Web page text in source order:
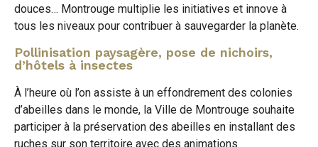
douces… Montrouge multiplie les initiatives et innove à
tous les niveaux pour contribuer à sauvegarder la planète.
Pollinisation paysagère, pose de nichoirs,
d’hôtels à insectes
À l’heure où l’on assiste à un effondrement des colonies
d’abeilles dans le monde, la Ville de Montrouge souhaite
participer à la préservation des abeilles en installant des
ruches sur son territoire avec des animations